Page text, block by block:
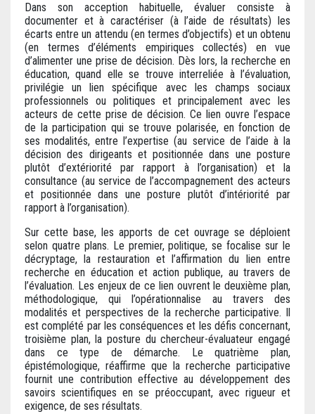
Dans son acception habituelle, évaluer consiste à
documenter et à caractériser (à l’aide de résultats) les
écarts entre un attendu (en termes d’objectifs) et un obtenu
(en termes d’éléments empiriques collectés) en vue
d’alimenter une prise de décision. Dès lors, la recherche en
éducation, quand elle se trouve interreliée à l’évaluation,
privilégie un lien spécifique avec les champs sociaux
professionnels ou politiques et principalement avec les
acteurs de cette prise de décision. Ce lien ouvre l’espace
de la participation qui se trouve polarisée, en fonction de
ses modalités, entre l’expertise (au service de l’aide à la
décision des dirigeants et positionnée dans une posture
plutôt d’extériorité par rapport à l’organisation) et la
consultance (au service de l’accompagnement des acteurs
et positionnée dans une posture plutôt d’intériorité par
rapport à l’organisation).
Sur cette base, les apports de cet ouvrage se déploient
selon quatre plans. Le premier, politique, se focalise sur le
décryptage, la restauration et l’affirmation du lien entre
recherche en éducation et action publique, au travers de
l’évaluation. Les enjeux de ce lien ouvrent le deuxième plan,
méthodologique, qui l’opérationnalise au travers des
modalités et perspectives de la recherche participative. Il
est complété par les conséquences et les défis concernant,
troisième plan, la posture du chercheur-évaluateur engagé
dans ce type de démarche. Le quatrième plan,
épistémologique, réaffirme que la recherche participative
fournit une contribution effective au développement des
savoirs scientifiques en se préoccupant, avec rigueur et
exigence, de ses résultats.